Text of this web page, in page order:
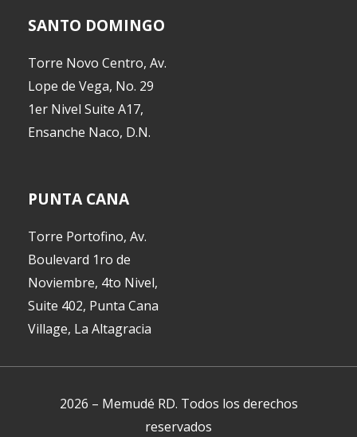
SANTO DOMINGO
Torre Novo Centro, Av.
Lope de Vega, No. 29
1er Nivel Suite A17,
Ensanche Naco, D.N.
PUNTA CANA
Torre Portofino, Av.
Boulevard 1ro de
Noviembre, 4to Nivel,
Suite 402, Punta Cana
Village, La Altagracia
2026 – Memudé RD. Todos los derechos
reservados